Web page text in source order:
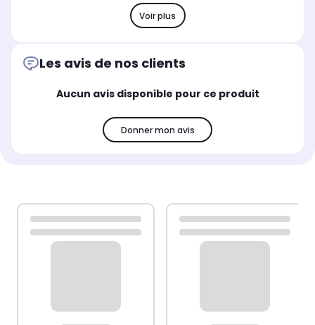
Voir plus
Les avis de nos clients
Aucun avis disponible pour ce produit
Donner mon avis